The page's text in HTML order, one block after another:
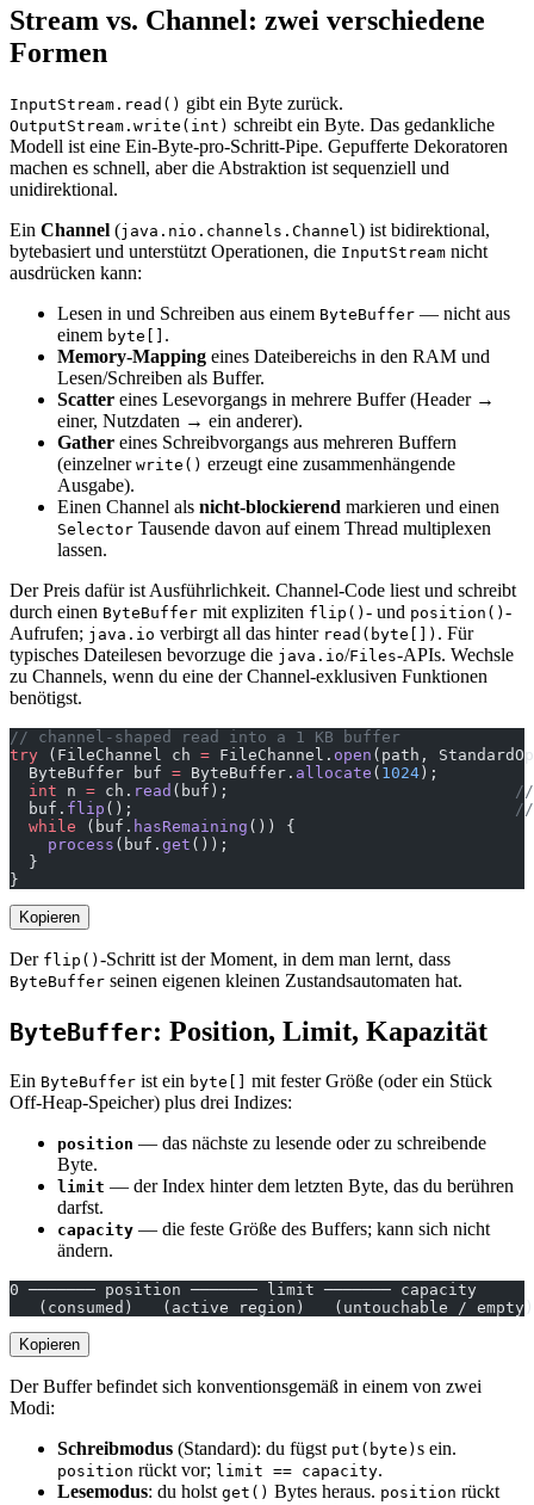
Stream vs. Channel: zwei verschiedene
Formen
InputStream.read() gibt ein Byte zurück.
OutputStream.write(int) schreibt ein Byte. Das gedankliche
Modell ist eine Ein-Byte-pro-Schritt-Pipe. Gepufferte Dekoratoren
machen es schnell, aber die Abstraktion ist sequenziell und
unidirektional.
Ein Channel (java.nio.channels.Channel ) ist bidirektional,
bytebasiert und unterstützt Operationen, die InputStream nicht
ausdrücken kann:
Lesen in und Schreiben aus einem ByteBuffer — nicht aus
einem byte[] .
Memory-Mapping eines Dateibereichs in den RAM und
Lesen/Schreiben als Buffer.
Scatter eines Lesevorgangs in mehrere Buffer (Header →
einer, Nutzdaten → ein anderer).
Gather eines Schreibvorgangs aus mehreren Buffern
(einzelner write() erzeugt eine zusammenhängende
Ausgabe).
Einen Channel als nicht-blockierend markieren und einen
Selector Tausende davon auf einem Thread multiplexen
lassen.
Der Preis dafür ist Ausführlichkeit. Channel-Code liest und schreibt
durch einen ByteBuffer mit expliziten flip() - und position() -
Aufrufen; java.io verbirgt all das hinter read(byte[]) . Für
typisches Dateilesen bevorzuge die java.io/Files-APIs. Wechsle
zu Channels, wenn du eine der Channel-exklusiven Funktionen
benötigst.
// channel-shaped read into a 1 KB buffer
try (FileChannel ch = FileChannel. open (path,
  ByteBuffer buf
= ByteBuffer. allocate ( 1024);
  int
n = ch. read (buf);
//
  buf.
flip ();
//
  while
(buf. hasRemaining ()) {
    process
(buf. get ());
  }
}
Kopieren
Der flip() -Schritt ist der Moment, in dem man lernt, dass
ByteBuffer seinen eigenen kleinen Zustandsautomaten hat.
ByteBuffer: Position, Limit, Kapazität
Ein ByteBuffer ist ein byte[]
mit fester Größe (oder ein Stück
Off-Heap-Speicher) plus drei Indizes:
position — das nächste zu lesende oder zu schreibende
Byte.
limit — der Index hinter dem letzten Byte, das du berühren
darfst.
capacity — die feste Größe des Buffers; kann sich nicht
ändern.
0 ─────── position ─────── limit ─────── capacity
   (consumed)   (active region)   (untouchable / empty)
Kopieren
Der Buffer befindet sich konventionsgemäß in einem von zwei
Modi:
Schreibmodus (Standard): du fügst put(byte) s ein.
position rückt vor; limit == capacity.
Lesemodus: du holst get() Bytes heraus. position rückt